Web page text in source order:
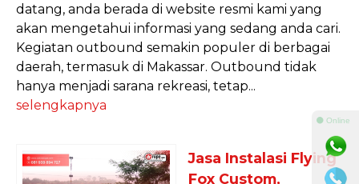
datang, anda berada di website resmi kami yang
akan mengetahui informasi yang sedang anda cari.
Kegiatan outbound semakin populer di berbagai
daerah, termasuk di Makassar. Outbound tidak
hanya menjadi sarana rekreasi, tetap...
selengkapnya
Jasa Instalasi Flying
Fox Custom,
⚫ Online